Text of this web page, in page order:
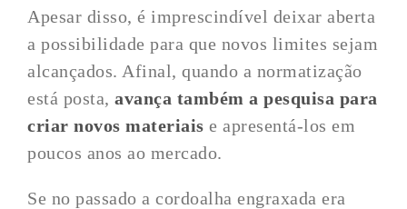
Apesar disso, é imprescindível deixar aberta
a possibilidade para que novos limites sejam
alcançados. Afinal, quando a normatização
está posta,avança também a pesquisa para
criar novos materiais e apresentá-los em
poucos anos ao mercado.
Se no passado a cordoalha engraxada era